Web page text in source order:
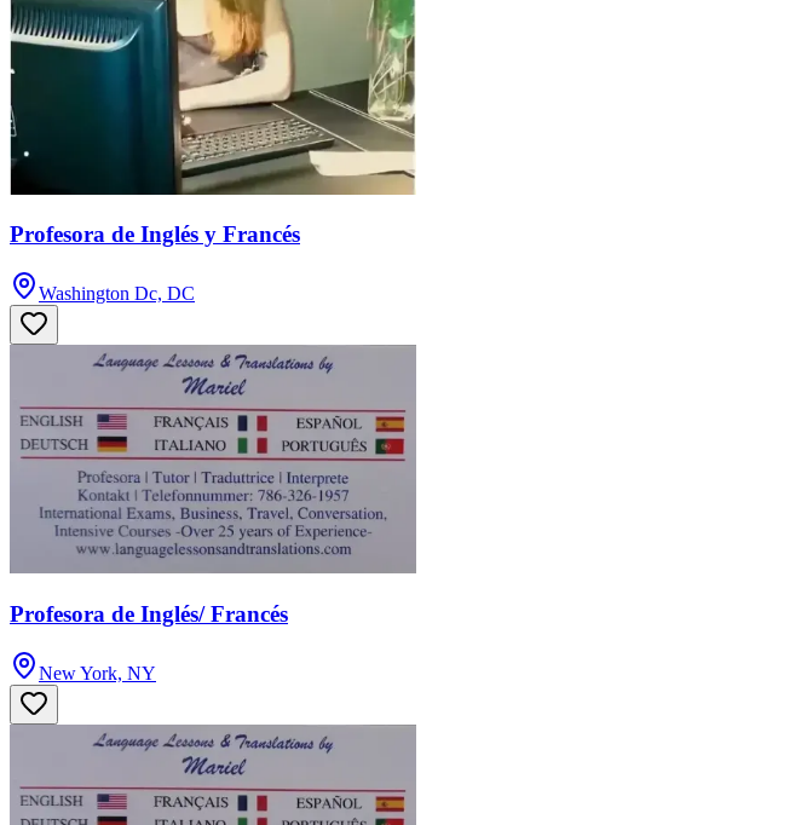
Profesora de Inglés y Francés
Washington Dc, DC
Profesora de Inglés/ Francés
New York, NY